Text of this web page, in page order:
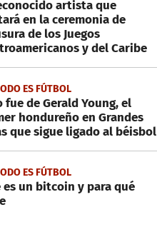
artista que
en la ceremonia de
de los Juegos
y del Caribe
ES FÚTBOL
fue de Gerald Young, el
hondureño en Grandes
que sigue ligado al béisbol
ES FÚTBOL
es un bitcoin y para qué